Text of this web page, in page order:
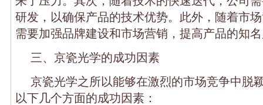
研发，以确保产品的技术优势。此外，随着市
需要加强品牌建设和市场营销，提高产品的知
三、京瓷光学的成功因素
京瓷光学之所以能够在激烈的市场竞争中脱
以下几个方面的成功因素：